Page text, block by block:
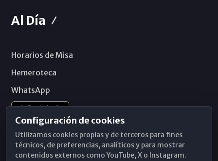
Al Día
Horarios de Misa
Hemeroteca
WhatsApp
Configuración de cookies
Utilizamos cookies propias y de terceros para fines
técnicos, de preferencias, analíticos y para mostrar
contenidos externos como YouTube, X o Instagram.